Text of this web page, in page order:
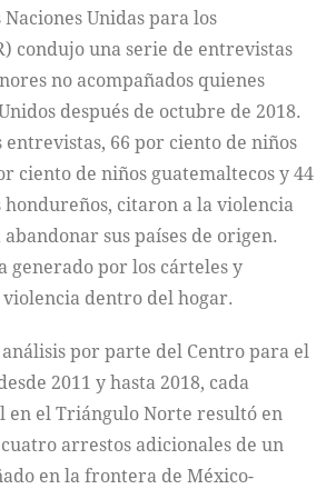
Unidas para los
condujo una serie de entrevistas
no acompañados quienes
después de octubre de 2018.
entrevistas, 66 por ciento de niños
ciento de niños guatemaltecos y 44
citaron a la violencia
sus países de origen.
generado por los cárteles y
dentro del hogar.
por parte del Centro para el
2011 y hasta 2018, cada
en el Triángulo Norte resultó en
arrestos adicionales de un
en la frontera de México-